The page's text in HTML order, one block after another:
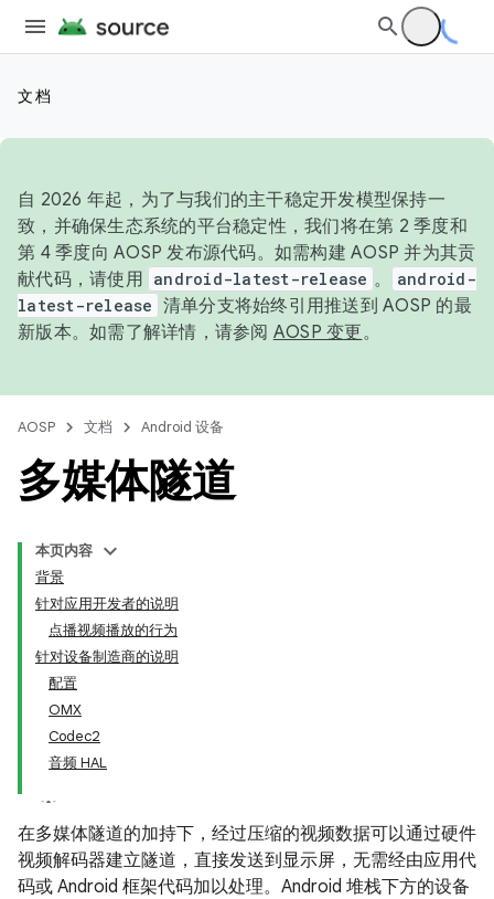
文档
自 2026 年起，为了与我们的主干稳定开发模型保持一
致，并确保生态系统的平台稳定性，我们将在第 2 季度和
第 4 季度向 AOSP 发布源代码。如需构建 AOSP 并为其贡
献代码，请使用 android-latest-release 。
android-
latest-release 清单分支将始终引用推送到 AOSP 的最
新版本。如需了解详情，请参阅 AOSP 变更。
AOSP 文档 Android 设备
多媒体隧道
本页内容
背景
针对应用开发者的说明
点播视频播放的行为
针对设备制造商的说明
配置
OMX
Codec2
音频 HAL
在多媒体隧道的加持下，经过压缩的视频数据可以通过硬件
视频解码器建立隧道，直接发送到显示屏，无需经由应用代
码或 Android 框架代码加以处理。Android 堆栈下方的设备